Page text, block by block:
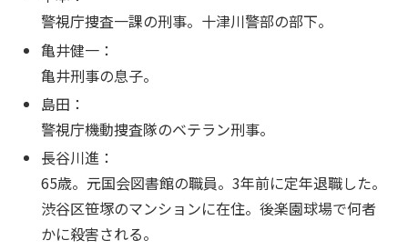
警視庁捜査一課の刑事。十津川警部の部下。
亀井健一：
亀井刑事の息子。
島田：
警視庁機動捜査隊のベテラン刑事。
長谷川進：
65歳。元国会図書館の職員。3年前に定年退職した。
渋谷区笹塚のマンションに在住。後楽園球場で何者
かに殺害される。